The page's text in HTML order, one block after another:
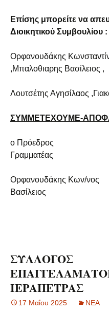
Επίσης μπορείτε να
Διοικητικού Συμβουλίου :
Ορφανουδάκης
,Μπαλοθιαρης Βασίλειος ,
Λουτσέτης Αγησίλαος
ΣΥΜΜΕΤΕΧΟΥΜΕ-
ο Πρόεδρος
Γραμματέας
Ορφανουδάκης
Βασίλειος
ΣΥΛΛΟΓΟΣ
ΙΕΡΑΠΕΤΡΑΣ
17 Μαΐου 2025 ΝΕΑ